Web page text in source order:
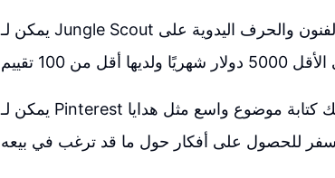
يمكن لـ Jungle Scout إعادة الكلمات الرئيسية والمنتجات في فئة الفنون والحرف اليدوية على
يمكن لـ Pinterest أيضًا أن يكون طريقة أخرى للبحث حيث يمكنك كتابة موضوع واسع مثل هدايا